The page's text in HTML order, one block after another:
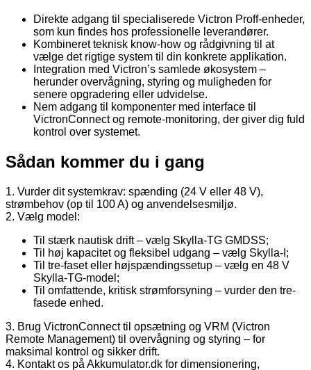
Direkte adgang til specialiserede Victron Proff-enheder,
som kun findes hos professionelle leverandører.
Kombineret teknisk know-how og rådgivning til at
vælge det rigtige system til din konkrete applikation.
Integration med Victron’s samlede økosystem –
herunder overvågning, styring og muligheden for
senere opgradering eller udvidelse.
Nem adgang til komponenter med interface til
VictronConnect og remote-monitoring, der giver dig fuld
kontrol over systemet.
Sådan kommer du i gang
1. Vurder dit systemkrav: spænding (24 V eller 48 V),
strømbehov (op til 100 A) og anvendelsesmiljø.
2. Vælg model:
Til stærk nautisk drift – vælg Skylla-TG GMDSS;
Til høj kapacitet og fleksibel udgang – vælg Skylla-I;
Til tre-faset eller højspændingssetup – vælg en 48 V
Skylla-TG-model;
Til omfattende, kritisk strømforsyning – vurder den tre-
fasede enhed.
3. Brug VictronConnect til opsætning og VRM (Victron
Remote Management) til overvågning og styring – for
maksimal kontrol og sikker drift.
4. Kontakt os på Akkumulator.dk for dimensionering,